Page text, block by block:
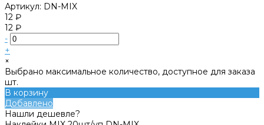
Артикул: DN-MIX
12 ₽
12 ₽
-
+
×
Выбрано максимальное количество, доступное для заказа
шт.
В корзину
Добавлено
Нашли дешевле?